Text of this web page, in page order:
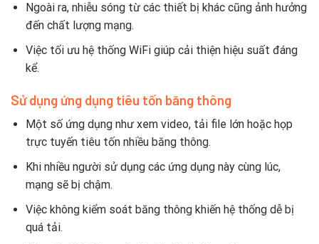
Ngoài ra, nhiễu sóng từ các thiết bị khác cũng ảnh hưởng
đến chất lượng mạng.
Việc tối ưu hệ thống WiFi giúp cải thiện hiệu suất đáng
kể.
Sử dụng ứng dụng tiêu tốn băng thông
Một số ứng dụng như xem video, tải file lớn hoặc họp
trực tuyến tiêu tốn nhiều băng thông.
Khi nhiều người sử dụng các ứng dụng này cùng lúc,
mạng sẽ bị chậm.
Việc không kiểm soát băng thông khiến hệ thống dễ bị
quá tải.